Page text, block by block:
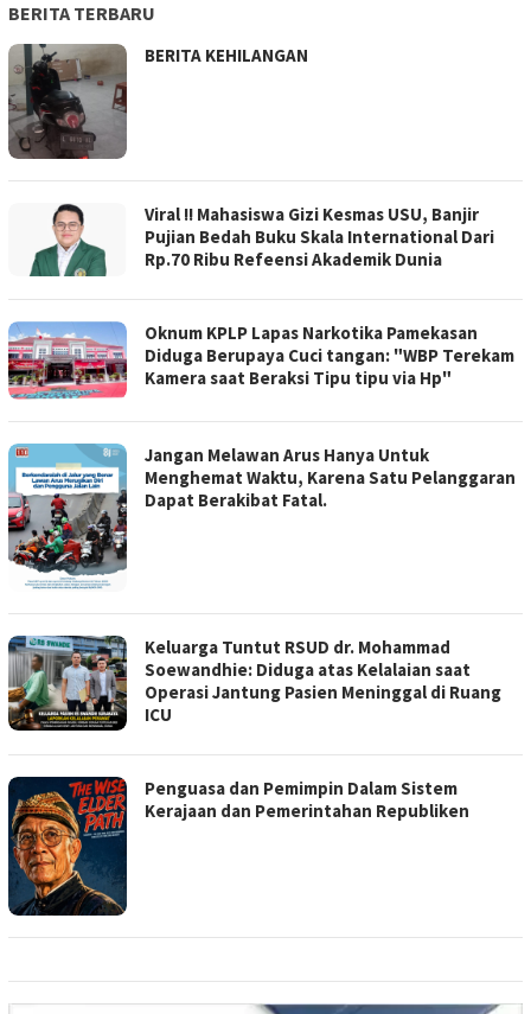
BERITA TERBARU
BERITA KEHILANGAN
Viral !! Mahasiswa Gizi Kesmas USU, Banjir
Pujian Bedah Buku Skala International Dari
Rp.70 Ribu Refeensi Akademik Dunia
Oknum KPLP Lapas Narkotika Pamekasan
Diduga Berupaya Cuci tangan: "WBP Terekam
Kamera saat Beraksi Tipu tipu via Hp"
Jangan Melawan Arus Hanya Untuk
Menghemat Waktu, Karena Satu Pelanggaran
Dapat Berakibat Fatal.
Keluarga Tuntut RSUD dr. Mohammad
Soewandhie: Diduga atas Kelalaian saat
Operasi Jantung Pasien Meninggal di Ruang
ICU
Penguasa dan Pemimpin Dalam Sistem
Kerajaan dan Pemerintahan Republiken